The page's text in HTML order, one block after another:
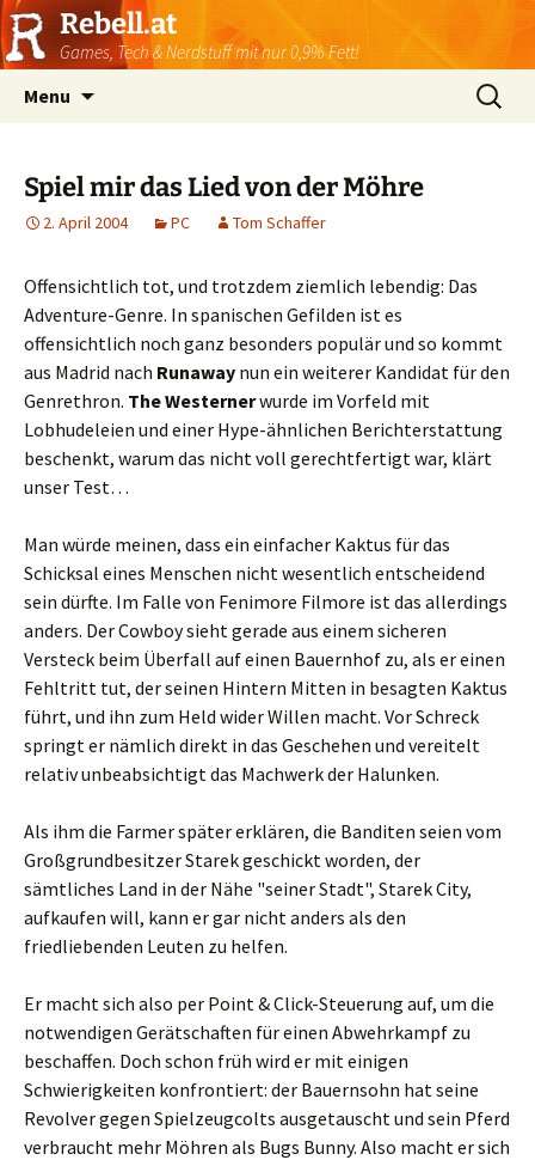
Rebell.at
Games, Tech & Nerdstuff mit nur 0,9% Fett!
Menu
Suchen
nach:
Spiel mir das Lied von der Möhre
2. April 2004 PC Tom Schaffer
Offensichtlich tot, und trotzdem ziemlich lebendig: Das
Adventure-Genre. In spanischen Gefilden ist es
offensichtlich noch ganz besonders populär und so kommt
aus Madrid nach Runaway nun ein weiterer Kandidat für den
Genrethron. The Westernerwurde im Vorfeld mit
Lobhudeleien und einer Hype-ähnlichen Berichterstattung
beschenkt, warum das nicht voll gerechtfertigt war, klärt
unser Test…
Man würde meinen, dass ein einfacher Kaktus für das
Schicksal eines Menschen nicht wesentlich entscheidend
sein dürfte. Im Falle von Fenimore Filmore ist das allerdings
anders. Der Cowboy sieht gerade aus einem sicheren
Versteck beim Überfall auf einen Bauernhof zu, als er einen
Fehltritt tut, der seinen Hintern Mitten in besagten Kaktus
führt, und ihn zum Held wider Willen macht. Vor Schreck
springt er nämlich direkt in das Geschehen und vereitelt
relativ unbeabsichtigt das Machwerk der Halunken.
Als ihm die Farmer später erklären, die Banditen seien vom
Großgrundbesitzer Starek geschickt worden, der
sämtliches Land in der Nähe "seiner Stadt", Starek City,
aufkaufen will, kann er gar nicht anders als den
friedliebenden Leuten zu helfen.
Er macht sich also per Point & Click-Steuerung auf, um die
notwendigen Gerätschaften für einen Abwehrkampf zu
beschaffen. Doch schon früh wird er mit einigen
Schwierigkeiten konfrontiert: der Bauernsohn hat seine
Revolver gegen Spielzeugcolts ausgetauscht und sein Pferd
verbraucht mehr Möhren als Bugs Bunny. Also macht er sich